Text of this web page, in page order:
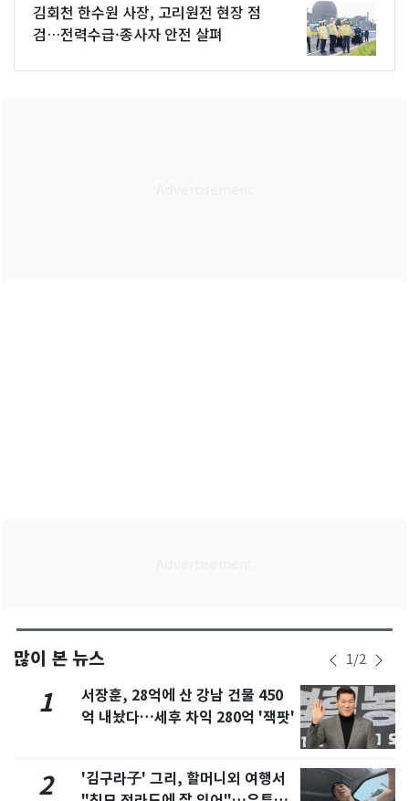
김회천 한수원 사장, 고리원전 현장 점
검…전력수급·종사자 안전 살펴
많이 본 뉴스 1/2
1
서장훈, 28억에 산 강남 건물 450
억 내놨다…세후 차익 280억 '잭팟'
2
'김구라子' 그리, 할머니외 여행서